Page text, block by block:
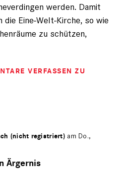
werden. Damit
Eine-Welt-Kirche, so wie
zu schützen,
VERFASSEN ZU
(nicht registriert) am Do.,
Ärgernis